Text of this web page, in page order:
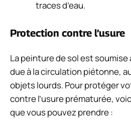
traces d’eau.
Protection contre l’usure
La peinture de sol est
due à la circulation piétonne,
objets lourds. Pour protéger
contre l’usure prématurée,
que vous pouvez prendre :